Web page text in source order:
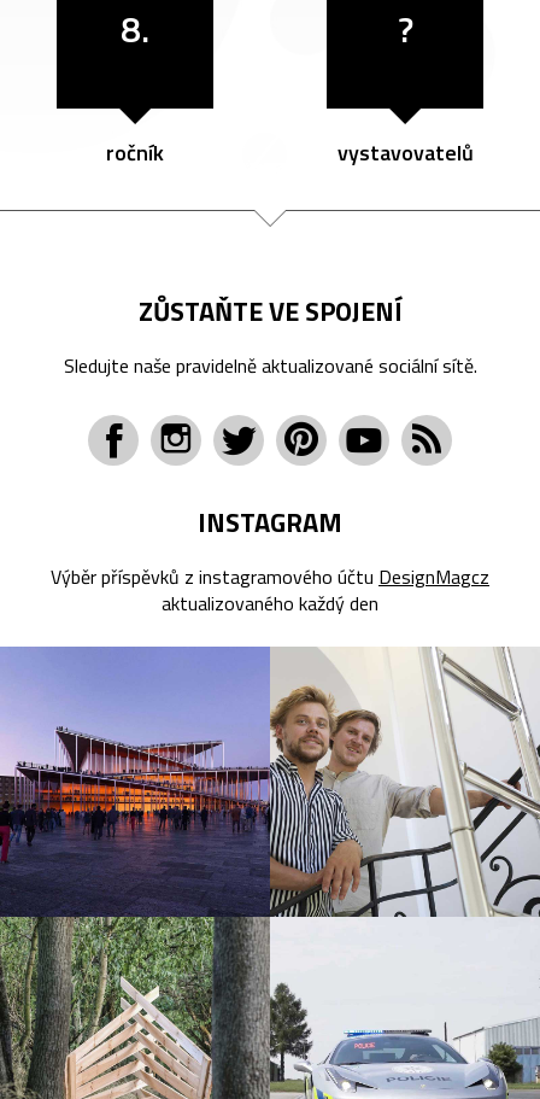
8.
ročník
?
vystavovatelů
ZŮSTAŇTE VE SPOJENÍ
Sledujte naše pravidelně aktualizované sociální sítě.
INSTAGRAM
Výběr příspěvků z instagramového účtu DesignMagcz
aktualizovaného každý den